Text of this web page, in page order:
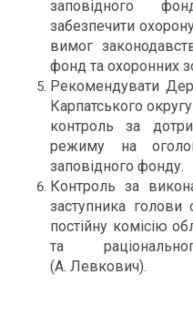
заповідного
забезпечити
вимог
фонд та охоронних
Рекомендувати
Карпатського
контроль за
режиму на
заповідного фонду.
Контроль за
заступника голови
постійну комісію
та
(А. Левкович).